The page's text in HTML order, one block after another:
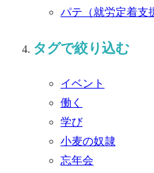
パテ （就労定着支
タグで絞り込む
イベント
働く
学び
小麦の奴隷
忘年会